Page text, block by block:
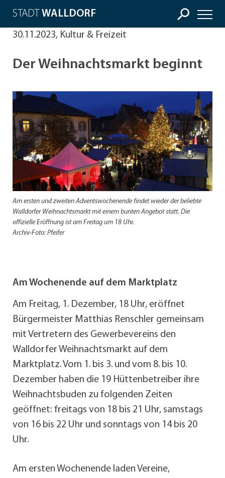
STADT WALLDORF
30.11.2023, Kultur & Freizeit
Der Weihnachtsmarkt beginnt
Am ersten und zweiten Adventswochenende findet wieder der beliebte
Walldorfer Weihnachtsmarkt mit einem bunten Angebot statt. Die
offizielle Eröffnung ist am Freitag um 18 Uhr.
Archiv-Foto: Pfeifer
Am Wochenende auf dem Marktplatz
Am Freitag, 1. Dezember, 18 Uhr, eröffnet
Bürgermeister Matthias Renschler gemeinsam
mit Vertretern des Gewerbevereins den
Walldorfer Weihnachtsmarkt auf dem
Marktplatz. Vom 1. bis 3. und vom 8. bis 10.
Dezember haben die 19 Hüttenbetreiber ihre
Weihnachtsbuden zu folgenden Zeiten
geöffnet: freitags von 18 bis 21 Uhr, samstags
von 16 bis 22 Uhr und sonntags von 14 bis 20
Uhr.
Am ersten Wochenende laden Vereine,